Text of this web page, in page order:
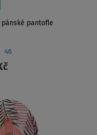
pánské pantofle
46